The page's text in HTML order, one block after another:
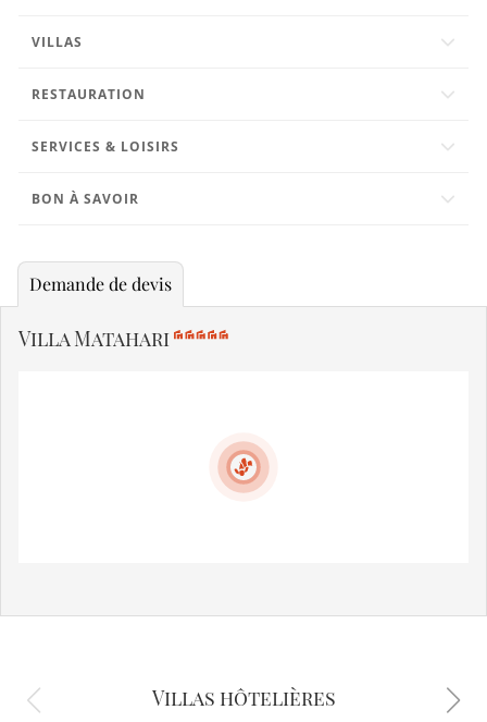
VILLAS
RESTAURATION
SERVICES & LOISIRS
BON À SAVOIR
Demande de devis
Villa Matahari
Villas hôtelières